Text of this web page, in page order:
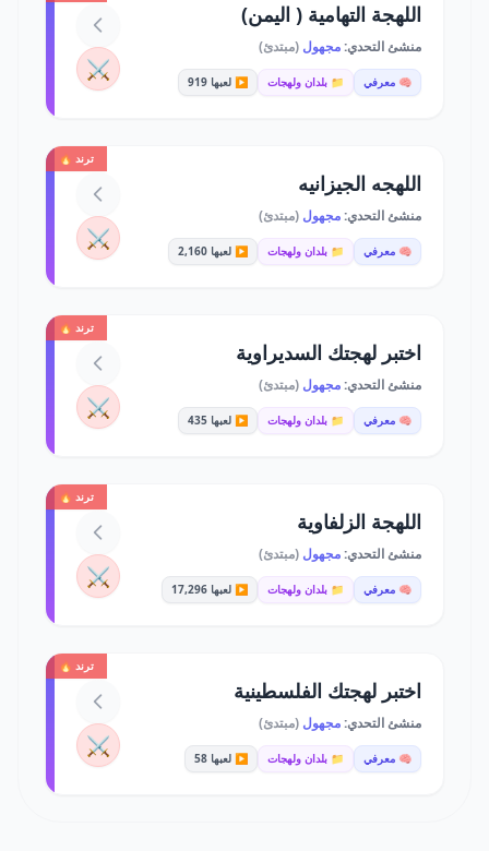
اللهجة التهامية ( اليمن)
منشئ التحدي:مجهول (مبتدئ)
🧠 معرفي 📁 بلدان ولهجات ▶️ لعبها 919 ⚔️
ترند 🔥
اللهجه الجيزانيه
منشئ التحدي:مجهول (مبتدئ)
🧠 معرفي 📁 بلدان ولهجات ▶️ لعبها 2,160 ⚔️
ترند 🔥
اختبر لهجتك السديراوية
منشئ التحدي:مجهول (مبتدئ)
🧠 معرفي 📁 بلدان ولهجات ▶️ لعبها 435 ⚔️
ترند 🔥
اللهجة الزلفاوية
منشئ التحدي:مجهول (مبتدئ)
🧠 معرفي 📁 بلدان ولهجات ▶️ لعبها 17,296 ⚔️
ترند 🔥
اختبر لهجتك الفلسطينية
منشئ التحدي:مجهول (مبتدئ)
🧠 معرفي 📁 بلدان ولهجات ▶️ لعبها 58 ⚔️